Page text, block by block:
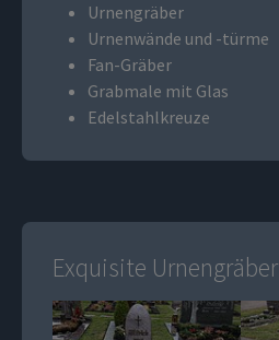
Urnengräber
Urnenwände und -türme
Fan-Gräber
Grabmale mit Glas
Edelstahlkreuze
Exquisite Urnengräber